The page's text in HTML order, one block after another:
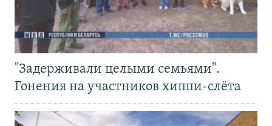
"Задерживали целыми семьями".
Гонения на участников хиппи-слёта